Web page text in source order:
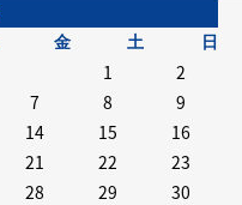
金 土 日
1
2
7 8
9
14 15
16
21 22
23
28 29
30